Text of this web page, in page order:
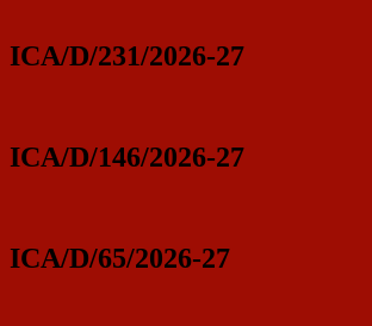
ICA/D/231/2026-27
ICA/D/146/2026-27
ICA/D/65/2026-27